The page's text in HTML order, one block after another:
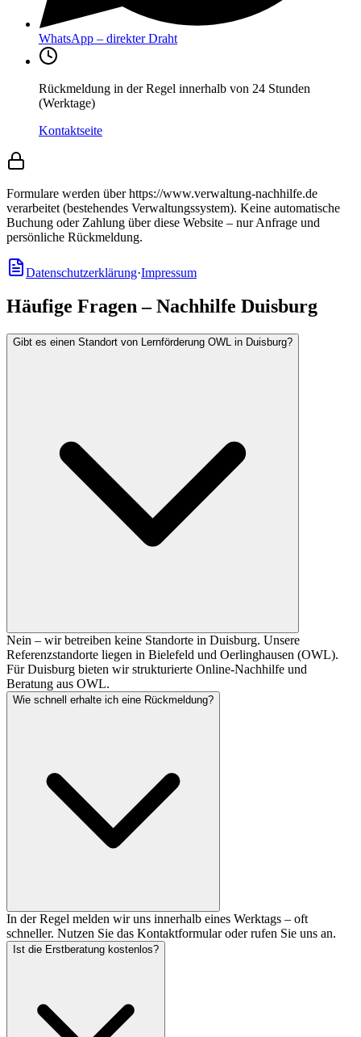
WhatsApp – direkter Draht
Rückmeldung in der Regel innerhalb von 24 Stunden
(Werktage)
Kontaktseite
Formulare werden über https://www.verwaltung-nachhilfe.de
verarbeitet (bestehendes Verwaltungssystem). Keine automatische
Buchung oder Zahlung über diese Website – nur Anfrage und
persönliche Rückmeldung.
Datenschutzerklärung·Impressum
Häufige Fragen – Nachhilfe Duisburg
Gibt es einen Standort von Lernförderung OWL in Duisburg?
Nein – wir betreiben keine Standorte in Duisburg. Unsere
Referenzstandorte liegen in Bielefeld und Oerlinghausen (OWL).
Für Duisburg bieten wir strukturierte Online-Nachhilfe und
Beratung aus OWL.
Wie schnell erhalte ich eine Rückmeldung?
In der Regel melden wir uns innerhalb eines Werktags – oft
schneller. Nutzen Sie das Kontaktformular oder rufen Sie uns an.
Ist die Erstberatung kostenlos?